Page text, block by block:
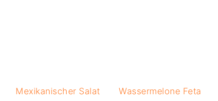
Mexikanischer Salat
Wassermelone Feta